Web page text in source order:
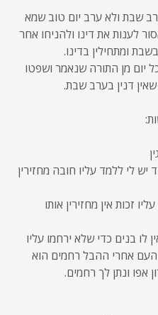
שבת ולא ערב יום טוב שמא
לענות את דינו ולהניחו אחר
ומתחילין בדינו.
יום מן התורה שנאמר ושפטו
דנין בערב שבת.
יש לי ללמד עליו חובה מחזירין
זכות אין מחזירין אותו
לו בנים כדי שלא ירחמו עליו
העם אחרי ההבל רחמים הוא
אפו ונתן לך רחמים.